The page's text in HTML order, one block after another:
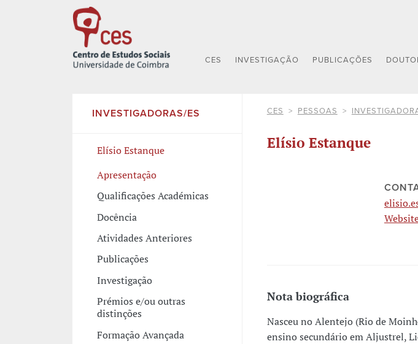
CES INVESTIGAÇÃO PUBLICAÇÕES
INVESTIGADORAS/ES
Elísio Estanque
Apresentação
Qualificações Académicas
Docência
Atividades Anteriores
Publicações
Investigação
Prémios e/ou outras
distinções
Formação Avançada
CES PESSOAS
Elísio Estanque
Nota biográfica
Nasceu no Alentejo (Rio de
ensino secundário em Aljustrel,